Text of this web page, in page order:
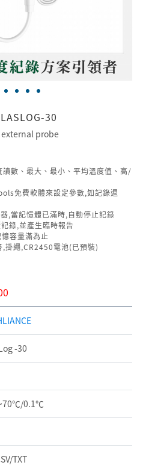
30
probe
數、最大、最小、平均溫度值、高/
免費軟體來設定參數,如記錄週
,當記憶體已滿時,自動停止記錄
錄,並產生臨時報告
容量滿為止
掛繩,CR2450電池(已預裝)
-30
0.1℃
TXT